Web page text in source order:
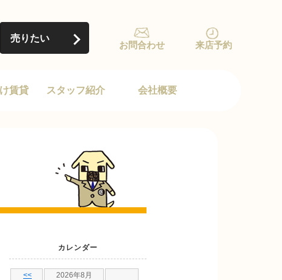
売りたい
お問合わせ 来店予約
賃貸 スタッフ紹介 会社概要
カレンダー
<<
2026年8月